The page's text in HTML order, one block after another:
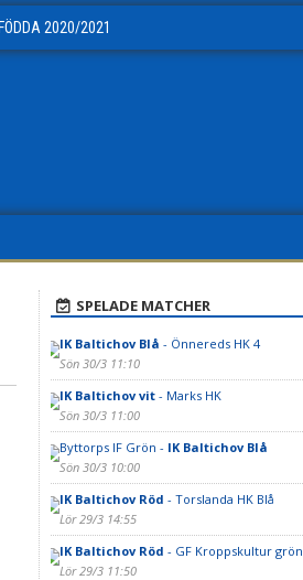
2020/2021
SPELADE MATCHER
IK Baltichov Blå - Önnereds HK 4
Sön 30/3 11:10
IK Baltichov vit- Marks HK
Sön 30/3 11:00
Byttorps IF Grön - IK Baltichov Blå
Sön 30/3 10:00
IK Baltichov Röd - Torslanda HK Blå
Lör 29/3 14:55
IK Baltichov Röd - GF Kroppskultur grön
Lör 29/3 11:50